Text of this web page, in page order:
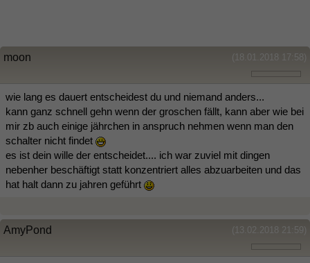
(18.01.2018 17:58)
moon
wie lang es dauert entscheidest du und niemand anders...
kann ganz schnell gehn wenn der groschen fällt, kann aber wie bei
mir zb auch einige jährchen in anspruch nehmen wenn man den
schalter nicht findet
es ist dein wille der entscheidet.... ich war zuviel mit dingen
nebenher beschäftigt statt konzentriert alles abzuarbeiten und das
hat halt dann zu jahren geführt
(13.02.2018 21:59)
AmyPond